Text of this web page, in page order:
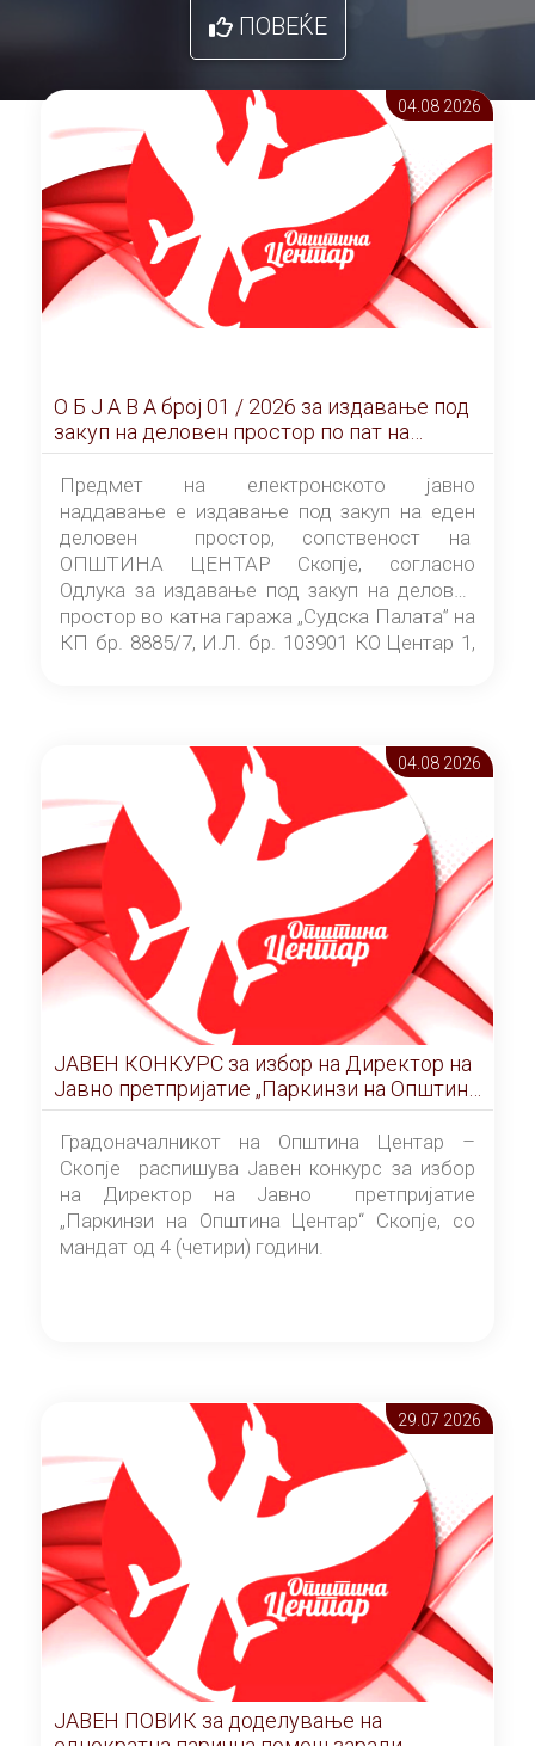
ПОВЕЌЕ
04.08 2026
О Б Ј А В А брoj 01 / 2026 за издавање под
закуп на деловен простор по пат на
ЕЛЕКТРОНСКО ЈАВНО НАДДАВАЊЕ
Предмет на електронското јавно
наддавање е издавање под закуп на еден
деловен простор, сопственост на
ОПШТИНА ЦЕНТАР Скопје, согласно
Одлука за издавање под закуп на деловен
простор во катна гаража „Судска Палата” на
КП бр. 8885/7, И.Л. бр. 103901 КО Центар 1,
Скопје” број 9/2026), за времетраење од 3
(три) години од денот на потпишувањето на
Договорот за закуп со најповолниот
понудувач.
04.08 2026
ЈАВЕН КОНКУРС за избор на Директор на
Јавно претпријатие „Паркинзи на Општина
Центар“ – Скопје
Градоначалникот на Општина Центар –
Скопје распишува Јавен конкурс за избор
на Директор на Јавно претпријатие
„Паркинзи на Општина Центар“ Скопје, со
мандат од 4 (четири) години.
29.07 2026
ЈАВЕН ПОВИК за доделување на